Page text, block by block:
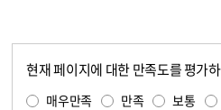
현재 페이지에 대한 만족도를 평가
매우만족 만족 보통